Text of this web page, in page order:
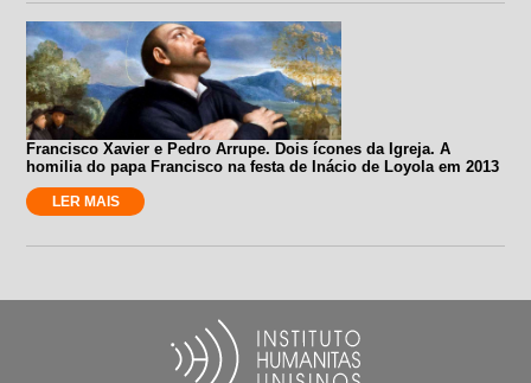
Francisco Xavier e Pedro Arrupe. Dois ícones da Igreja. A
homilia do papa Francisco na festa de Inácio de Loyola em 2013
LER MAIS